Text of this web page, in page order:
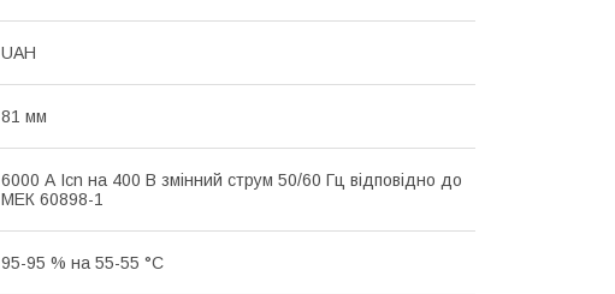
UAH
81 мм
6000 А Icn на 400 В змінний струм 50/60 Гц відповідно до
МЕК 60898-1
95-95 % на 55-55 °C